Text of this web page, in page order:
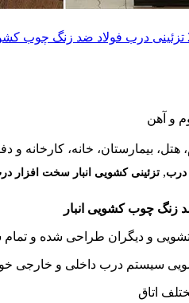
و آهن
هتل، بیمارستان، خانه، کارخانه و
درب, تزئینی کشویی انبار سخت افزار
و دیگران طراحی شده و
اتاق